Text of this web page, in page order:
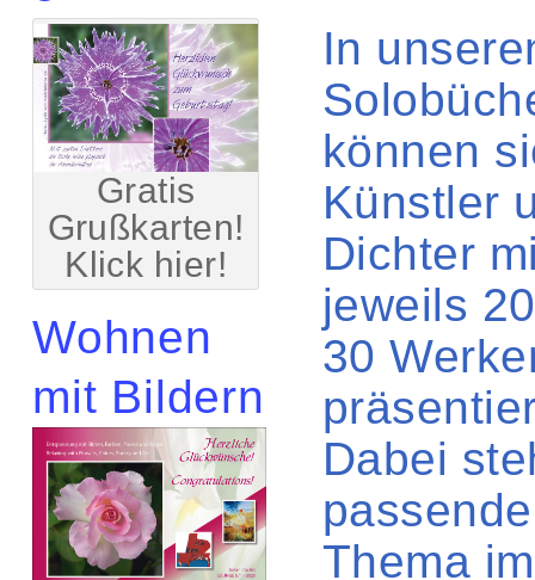
Gratis
Grußkarten!
Klick hier!
Wohnen
mit Bildern
In
können
Künstler
Dichter
jeweils
30
Dabei
Thema im